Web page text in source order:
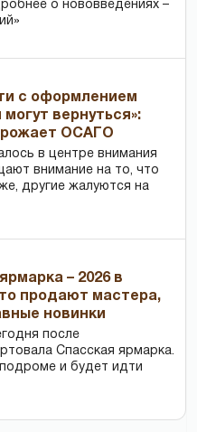
о нововведениях –
с оформлением
могут вернуться»:
ОСАГО
в центре внимания
внимание на то, что
другие жалуются на
– 2026 в
продают мастера,
новинки
после
Спасская ярмарка.
и будет идти